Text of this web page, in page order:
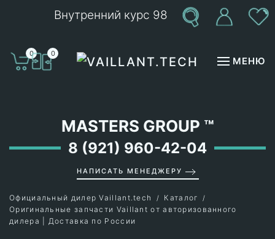
Внутренний курс 98
0 0
МЕНЮ
MASTERS GROUP ™
8 (921) 960-42-04
НАПИСАТЬ МЕНЕДЖЕРУ
Официальный дилер Vaillant.tech
Каталог
Оригинальные запчасти Vaillant от авторизованного
дилера | Доставка по России